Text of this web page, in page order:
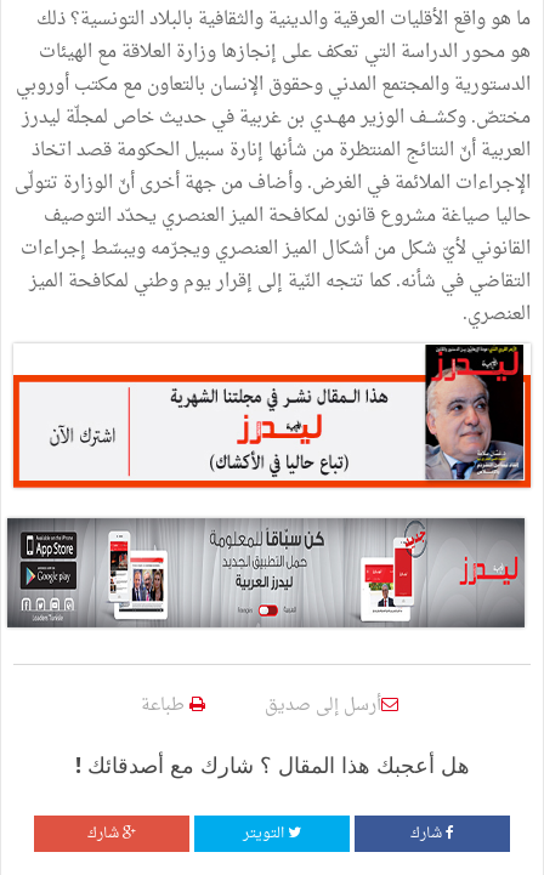
ما هو واقع الأقليات العرقية والدينية والثقافية بالبلاد التونسية؟ ذلك
هو محور الدراسة التي تعكف على إنجازها وزارة العلاقة مع الهيئات
الدستورية والمجتمع المدني وحقوق الإنسان بالتعاون مع مكتب أوروبي
مختصّ. وكشـــف الوزير مهــدي بن غربية في حديث خاص لمجلّة ليدرز
العربية أنّ النتائج المنتظرة من شأنها إنارة سبيل الحكومة قصد اتخاذ
الإجراءات الملائمة في الغرض. وأضاف من جهة أخرى أنّ الوزارة تتولّى
حاليا صياغة مشروع قانون لمكافحة الميز العنصري يحدّد التوصيف
القانوني لأيّ شكل من أشكال الميز العنصري ويجرّمه ويبسّط إجراءات
التقاضي في شأنه. كما تتجه النّية إلى إقرار يوم وطني لمكافحة الميز
العنصري.
أرسل إلى صديق طباعة
هل أعجبك هذا المقال ؟ شارك مع أصدقائك !
شارك التويتر شارك